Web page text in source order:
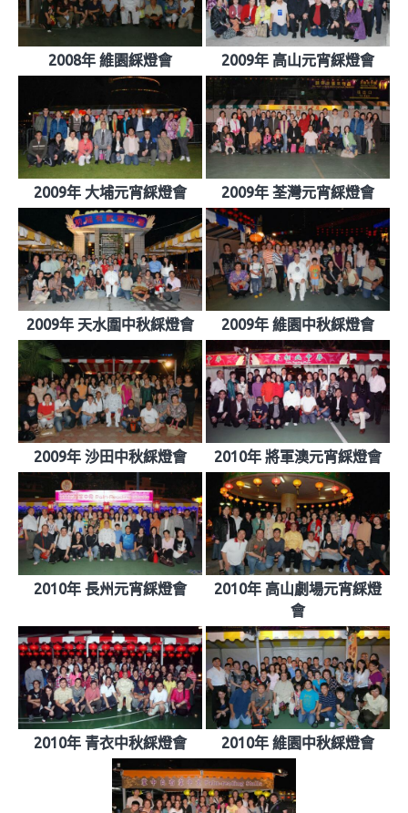
2008年 維園綵燈會 2009年 高山元宵綵燈會
2009年 大埔元宵綵燈會 2009年 荃灣元宵綵燈會
2009年 天水圍中秋綵燈會 2009年 維園中秋綵燈會
2009年 沙田中秋綵燈會 2010年 將軍澳元宵綵燈會
2010年 長州元宵綵燈會
2010年 高山劇場元宵綵燈
會
2010年 青衣中秋綵燈會 2010年 維園中秋綵燈會